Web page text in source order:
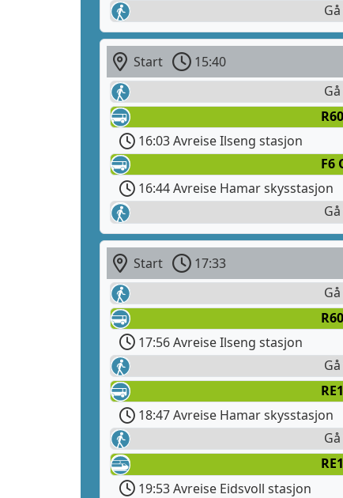
Start 15:40
16:03 Avreise Ilseng stasjon
F6
16:44 Avreise Hamar skysstasjon
Start 17:33
17:56 Avreise Ilseng stasjon
18:47 Avreise Hamar skysstasjon
19:53 Avreise Eidsvoll stasjon